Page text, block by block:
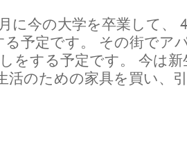
に今の大学を卒業して、
る予定です。 その街でア
をする予定です。 今は
活のための家具を買い、